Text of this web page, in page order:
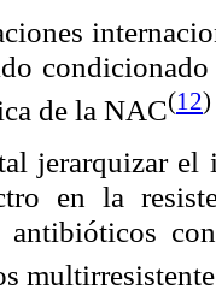
de la NAC(12)
jerarquizar
en la
antibióticos